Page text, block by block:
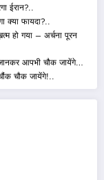
ईरान?..
क्या फायदा?..
हो गया – अर्चना पूरन
आपभी चौक जायेंगे…
चौक जायेंगे!..